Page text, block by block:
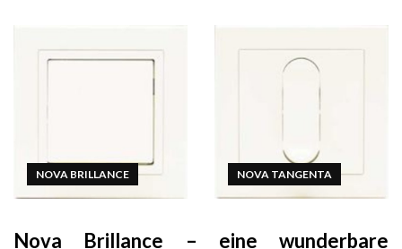
NOVA BRILLANCE NOVA TANGENTA
Nova Brillance – eine wunderbare